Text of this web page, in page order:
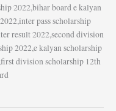
2022,bihar board e kalyan
pass scholarship
result 2022,second division
2022,e kalyan scholarship
division scholarship 12th